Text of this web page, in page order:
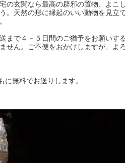
の玄関なら最高の辟邪の置物、よこ
。天然の形に縁起のいい動物を見立
まで４－５日間のご猶予をお願いす
せん。ご不便をおかけしますが、よ
無料でお送りします。